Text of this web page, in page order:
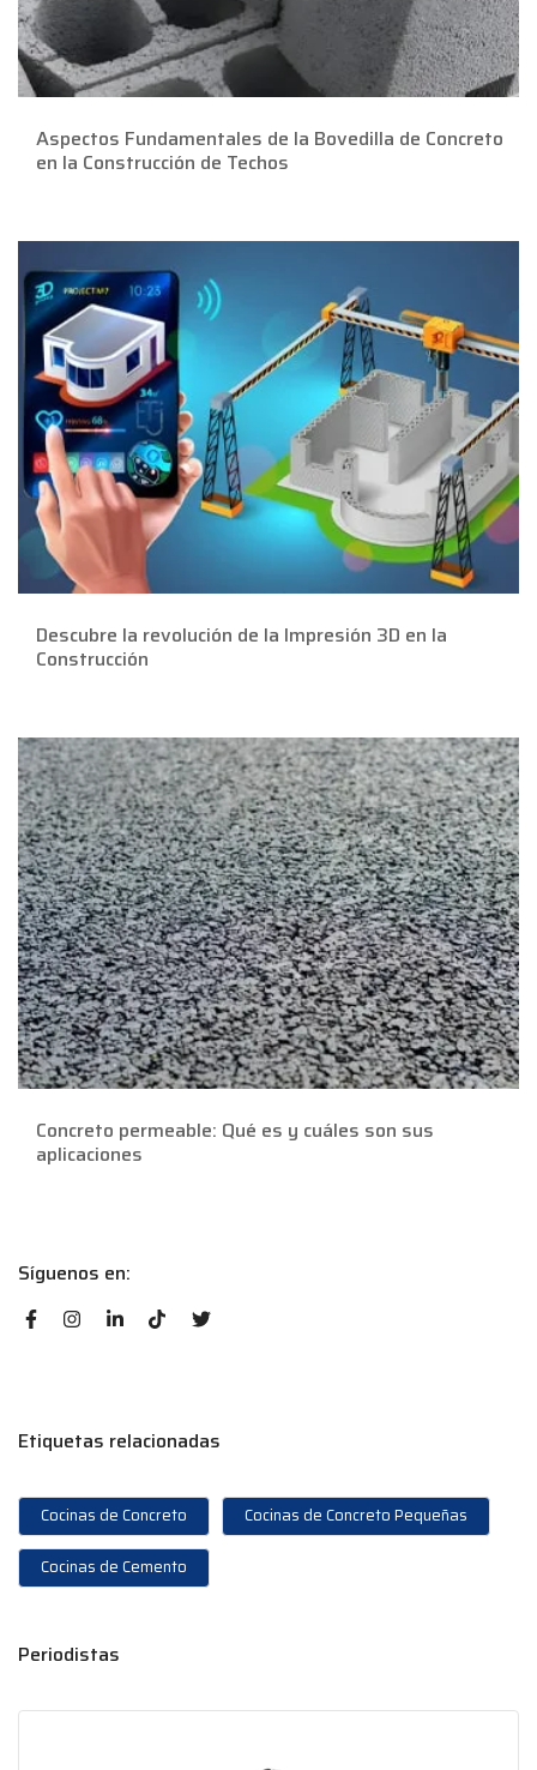
Aspectos Fundamentales de la Bovedilla de Concreto
en la Construcción de Techos
Descubre la revolución de la Impresión 3D en la
Construcción
Concreto permeable: Qué es y cuáles son sus
aplicaciones
Síguenos en:
Etiquetas relacionadas
Cocinas de Concreto Cocinas de Concreto Pequeñas
Cocinas de Cemento
Periodistas